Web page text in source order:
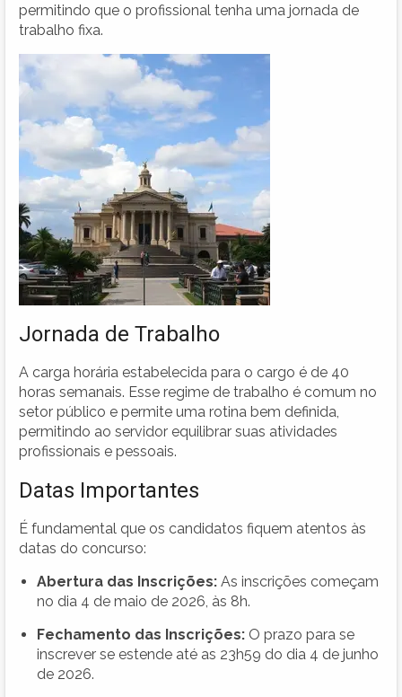
permitindo que o profissional tenha uma jornada de
trabalho fixa.
Jornada de Trabalho
A carga horária estabelecida para o cargo é de 40
horas semanais. Esse regime de trabalho é comum no
setor público e permite uma rotina bem definida,
permitindo ao servidor equilibrar suas atividades
profissionais e pessoais.
Datas Importantes
É fundamental que os candidatos fiquem atentos às
datas do concurso:
Abertura das Inscrições: As inscrições começam
no dia 4 de maio de 2026, às 8h.
Fechamento das Inscrições: O prazo para se
inscrever se estende até as 23h59 do dia 4 de junho
de 2026.